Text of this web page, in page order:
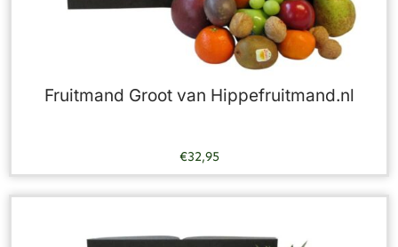
Fruitmand Groot van Hippefruitmand.nl
€32,95